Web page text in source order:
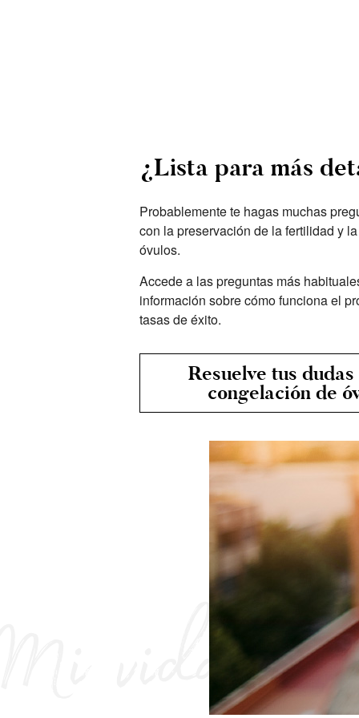
vida
¿Lista para más
Probablemente te hagas muchas
con la preservación de la fertilidad y
óvulos.
Accede a las preguntas más
información sobre cómo funciona el
tasas de éxito.
Resuelve tus
congelación de